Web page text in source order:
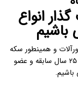
انواع
باشیم
و همینطور سکه
های قدیمی نقره زیر نظر اتحادیه با بیش از ۲۵ سال سابقه و عضو
باشیم.